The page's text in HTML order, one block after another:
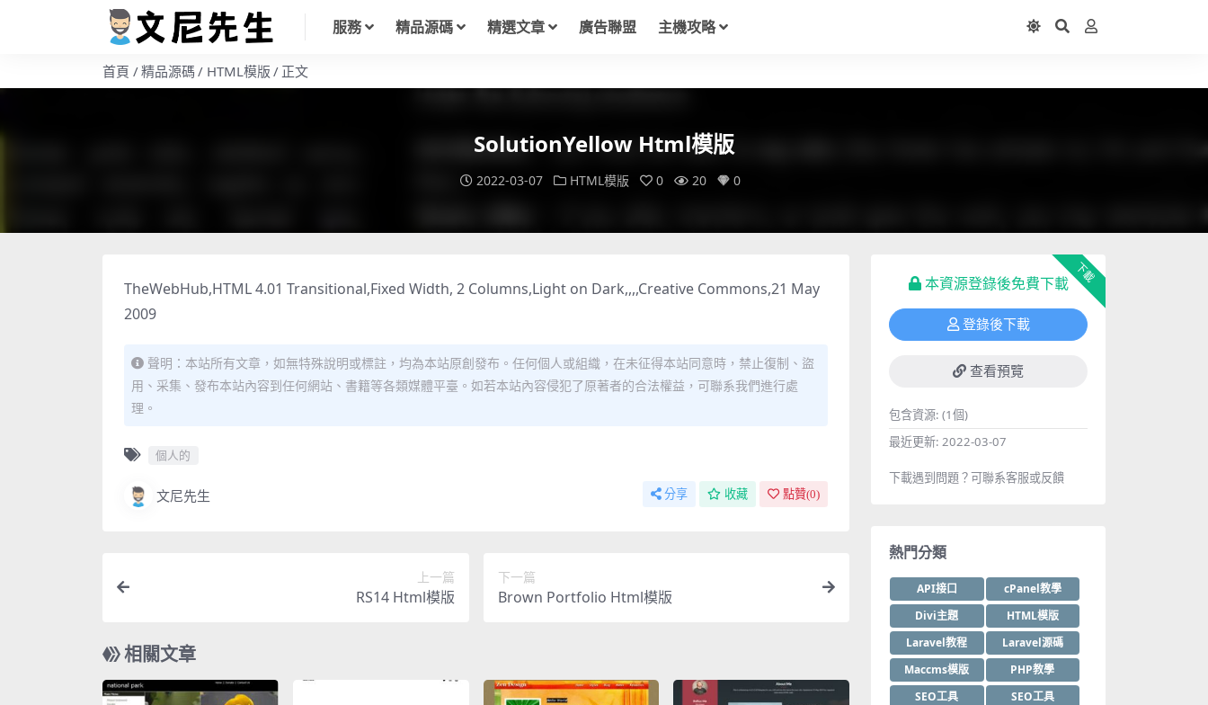
服務 精品源碼 精選文章 廣告聯盟 主機攻略
首頁 精品源碼 HTML模版 正文
SolutionYellow Html模版
2022-03-07 HTML模版 0 20 0
TheWebHub,HTML 4.01 Transitional,Fixed Width, 2 Columns,Light on Dark,,,,Creative Commons,21 May
2009
聲明：本站所有文章，如無特殊說明或標註，均為本站原創發布。任何個人或組織，在未征得本站同意時，禁止復制、盜
用、采集、發布本站內容到任何網站、書籍等各類媒體平臺。如若本站內容侵犯了原著者的合法權益，可聯系我們進行處
理。
個人的
文尼先生 分享 收藏 點贊(0)
上一篇
RS14 Html模版
下一篇
Brown Portfolio Html模版
相關文章
下載
本資源登錄後免費下載
登錄後下載
查看預覽
包含資源: (1個)
最近更新: 2022-03-07
下載遇到問題？可聯系客服或反饋
熱門分類
API接口
cPanel教學
Divi主題
HTML模版
Laravel教程
Laravel源碼
Maccms模版
PHP教學
SEO工具
SEO工具